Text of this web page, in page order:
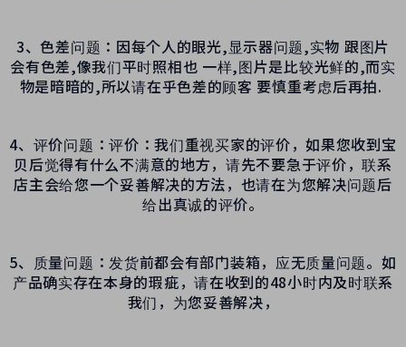
3、色差问题：因每个人的眼光,显示器问题,实物 跟图片
会有色差,像我们平时照相也 一样,图片是比较光鲜的,而实
物是暗暗的,所以请在乎色差的顾客 要慎重考虑后再拍.
4、评价问题：评价：我们重视买家的评价，如果您收到宝
贝后觉得有什么不满意的地方，请先不要急于评价，联系
店主会给您一个妥善解决的方法，也请在为您解决问题后
给出真诚的评价。
5、质量问题：发货前都会有部门装箱，应无质量问题。如
产品确实存在本身的瑕疵，请在收到的48小时内及时联系
我们，为您妥善解决，